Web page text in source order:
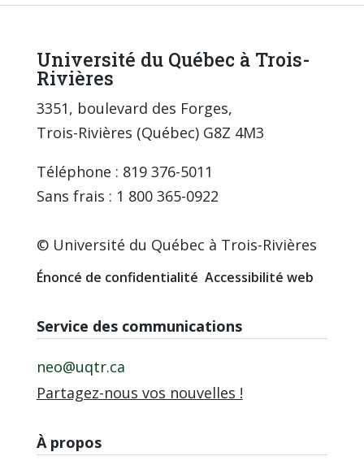
Université du Québec à Trois-
Rivières
3351, boulevard des Forges,
Trois-Rivières (Québec) G8Z 4M3
Téléphone : 819 376-5011
Sans frais : 1 800 365-0922
© Université du Québec à Trois-Rivières
Énoncé de confidentialité Accessibilité web
Service des communications
neo@uqtr.ca
Partagez-nous vos nouvelles !
À propos